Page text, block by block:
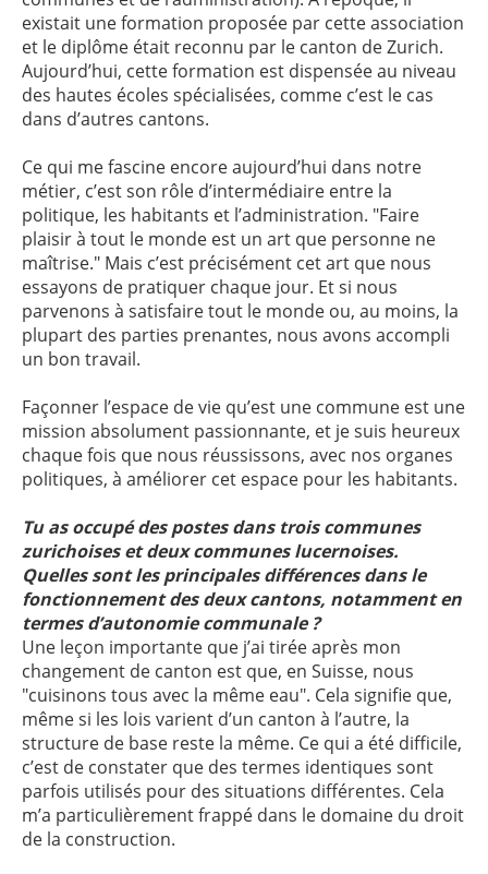
existait une formation proposée par cette association
et le diplôme était reconnu par le canton de Zurich.
Aujourd’hui, cette formation est dispensée au niveau
des hautes écoles spécialisées, comme c’est le cas
dans d’autres cantons.
Ce qui me fascine encore aujourd’hui dans notre
métier, c’est son rôle d’intermédiaire entre la
politique, les habitants et l’administration. "Faire
plaisir à tout le monde est un art que personne ne
maîtrise." Mais c’est précisément cet art que nous
essayons de pratiquer chaque jour. Et si nous
parvenons à satisfaire tout le monde ou, au moins, la
plupart des parties prenantes, nous avons accompli
un bon travail.
Façonner l’espace de vie qu’est une commune est une
mission absolument passionnante, et je suis heureux
chaque fois que nous réussissons, avec nos organes
politiques, à améliorer cet espace pour les habitants.
Tu as occupé des postes dans trois communes
zurichoises et deux communes lucernoises.
Quelles sont les principales différences dans le
fonctionnement des deux cantons, notamment en
termes d’autonomie communale ?
Une leçon importante que j’ai tirée après mon
changement de canton est que, en Suisse, nous
"cuisinons tous avec la même eau". Cela signifie que,
même si les lois varient d’un canton à l’autre, la
structure de base reste la même. Ce qui a été difficile,
c’est de constater que des termes identiques sont
parfois utilisés pour des situations différentes. Cela
m’a particulièrement frappé dans le domaine du droit
de la construction.